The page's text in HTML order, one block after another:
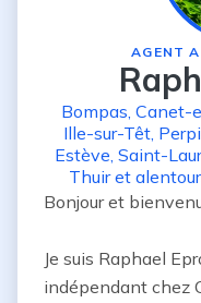
AGENT
Bompas, Canet-
Ille-sur-Têt,
Estève, Saint-
Thuiret
Bonjour et
Je suis Raphael
indépendant chez